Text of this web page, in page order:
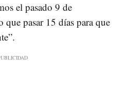
el pasado 9 de
pasar 15 días para que